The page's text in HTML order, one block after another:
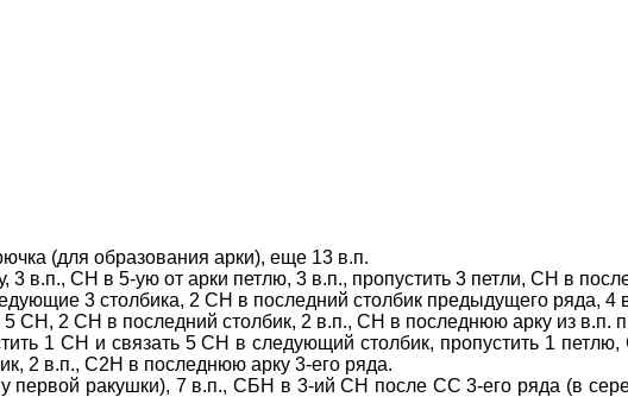
(для образования арки), еще 13 в.п.
в.п., СН в 5-ую от арки петлю, 3 в.п., пропустить 3 петли, СН в
3 столбика, 2 СН в последний столбик предыдущего ряда, 4
СН, 2 СН в последний столбик, 2 в.п., СН в последнюю арку из в.п.
1 СН и связать 5 СН в следующий столбик, пропустить 1
2 в.п., С2Н в последнюю арку 3-его ряда.
ракушки), 7 в.п., СБН в 3-ий СН после СС 3-его ряда (в